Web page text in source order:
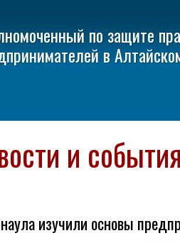
по защите
в
и
изучили основы